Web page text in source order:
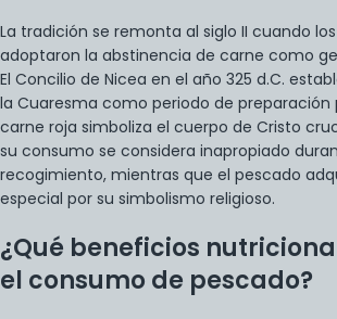
La tradición se remonta al siglo II cuando
adoptaron la abstinencia de carne como
El Concilio de Nicea en el año 325 d.C.
la Cuaresma como periodo de preparación
carne roja simboliza el cuerpo de Cristo
su consumo se considera inapropiado
recogimiento, mientras que el pescado
especial por su simbolismo religioso.
¿Qué beneficios
el consumo de pescado?